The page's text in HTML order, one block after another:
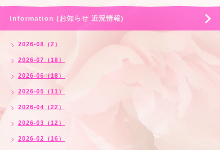
Information (お知らせ 近況情報)
2026-08（2）
2026-07（18）
2026-06（18）
2026-05（11）
2026-04（22）
2026-03（12）
2026-02（16）